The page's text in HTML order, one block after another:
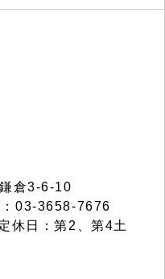
倉3-6-10
03-3658-7676
休日：第2、第4土